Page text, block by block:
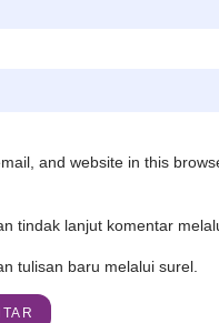
and website in this
tindak lanjut komentar
tulisan baru melalui surel.